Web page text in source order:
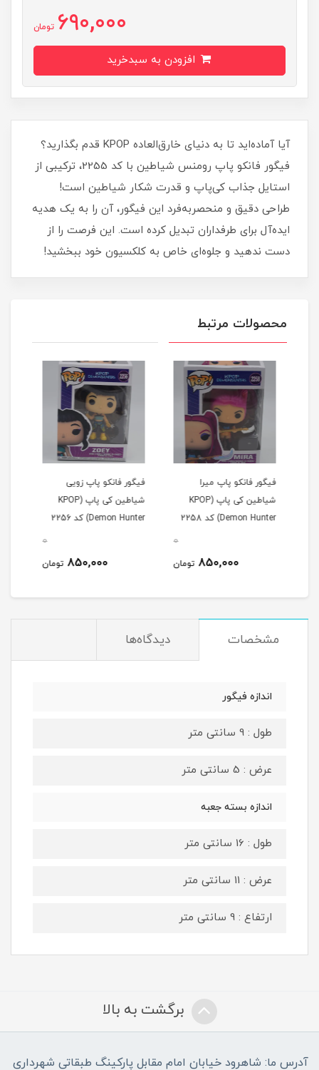
690,000 تومان
آیا آماده‌اید تا به دنیای خارق‌العاده KPOP قدم بگذارید؟
فیگور فانکو پاپ رومنس شیاطین با کد 2255، ترکیبی از
استایل جذاب کی‌پاپ و قدرت شکار شیاطین است!
طراحی دقیق و منحصربه‌فرد این فیگور، آن را به یک هدیه
ایده‌آل برای طرفداران تبدیل کرده است. این فرصت را از
دست ندهید و جلوه‌ای خاص به کلکسیون خود ببخشید!
محصولات مرتبط
فیگور فانکو پاپ میرا
شیاطین کی پاپ (KPOP
Demon Hunter) کد 2258
0
850,000 تومان
فیگور فانکو پاپ زویی
شیاطین کی پاپ (KPOP
Demon Hunter) کد 2256
0
850,000 تومان
مشخصات دیدگاه‌ها
اندازه فیگور
طول : 9 سانتی متر
عرض : 5 سانتی متر
اندازه بسته جعبه
طول : 16 سانتی متر
عرض : 11 سانتی متر
ارتفاع : 9 سانتی متر
برگشت به بالا
آدرس ما: شاهرود خیابان امام مقابل پارکینگ طبقاتی شهرداری